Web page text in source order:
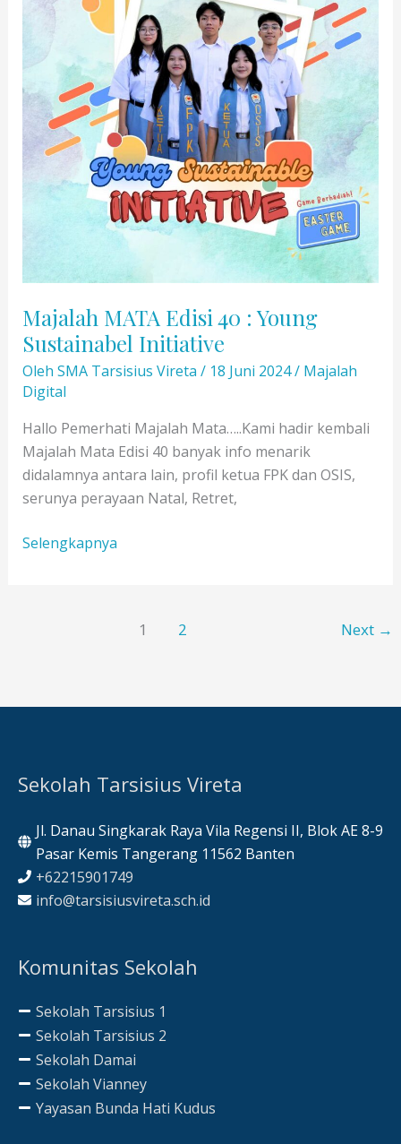
Majalah MATA Edisi 40 : Young
Sustainabel Initiative
Oleh SMA Tarsisius Vireta / 18 Juni 2024/ Majalah
Digital
Hallo Pemerhati Majalah Mata…..Kami hadir kembali
Majalah Mata Edisi 40 banyak info menarik
didalamnya antara lain, profil ketua FPK dan OSIS,
serunya perayaan Natal, Retret,
Majalah
Initiative
Selengkapnya
1 2 Next →
Sekolah Tarsisius Vireta
Jl. Danau Singkarak Raya Vila Regensi II, Blok AE 8-9
Pasar Kemis Tangerang 11562 Banten
+62215901749
info@tarsisiusvireta.sch.id
Komunitas Sekolah
Sekolah Tarsisius 1
Sekolah Tarsisius 2
Sekolah Damai
Sekolah Vianney
Yayasan Bunda Hati Kudus